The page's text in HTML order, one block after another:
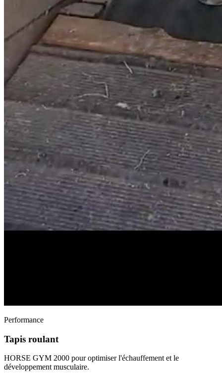
Performance
Tapis roulant
HORSE GYM 2000 pour optimiser l'échauffement et le
développement musculaire.